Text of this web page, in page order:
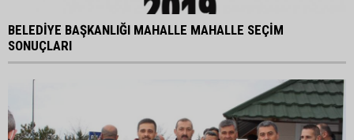
BELEDİYE BAŞKANLIĞI MAHALLE MAHALLE SEÇİM
SONUÇLARI